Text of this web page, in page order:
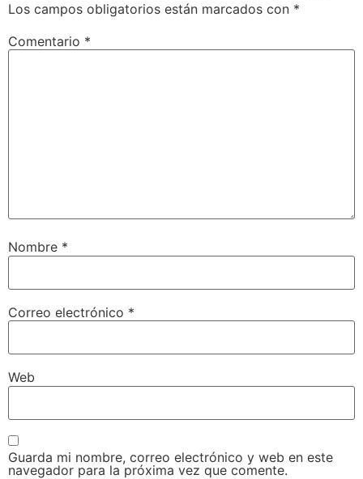
Los campos obligatorios están marcados con *
Comentario *
Nombre *
Correo electrónico *
Web
Guarda mi nombre, correo electrónico y web en este
navegador para la próxima vez que comente.